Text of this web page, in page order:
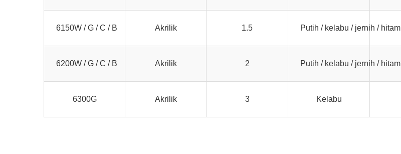
6150W / G / C / B Akrilik 1.5 Putih / kelabu / jernih / hitam
6200W / G / C / B Akrilik 2 Putih / kelabu / jernih / hitam
6300G Akrilik 3 Kelabu